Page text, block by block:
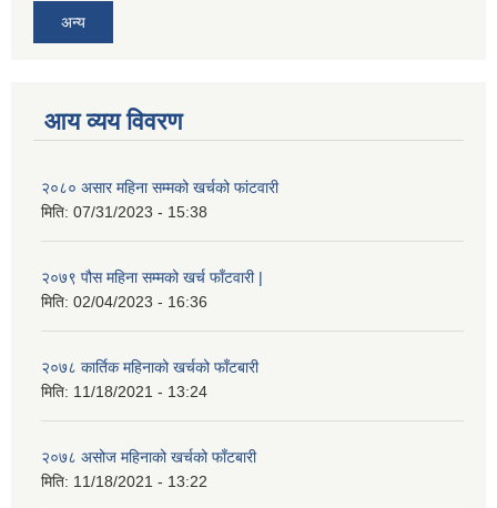
अन्य
आय व्यय विवरण
२०८० असार महिना सम्मको खर्चको फांटवारी
मिति: 07/31/2023 - 15:38
२०७९ पौस महिना सम्मको खर्च फाँटवारी |
मिति: 02/04/2023 - 16:36
२०७८ कार्तिक महिनाको खर्चको फाँटबारी
मिति: 11/18/2021 - 13:24
२०७८ असोज महिनाको खर्चको फाँटबारी
मिति: 11/18/2021 - 13:22